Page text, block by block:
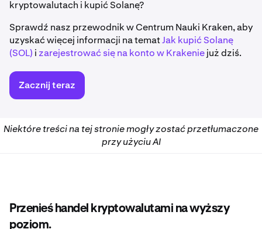
kryptowalutach i kupić Solanę?
Sprawdź nasz przewodnik w Centrum Nauki Kraken, aby
uzyskać więcej informacji na tematJak kupić Solanę
(SOL) i zarejestrować się na konto w Krakeniejuż dziś.
Zacznij teraz
Niektóre treści na tej stronie mogły zostać przetłumaczone
przy użyciu AI
Przenieś handel kryptowalutami na wyższy
poziom.